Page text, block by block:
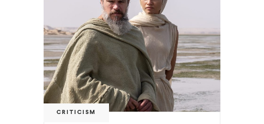
CRITICISM